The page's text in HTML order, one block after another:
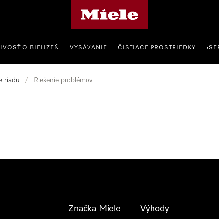
O BIELIZEŇ VYSÁVANIE ČISTIACE PROSTRIEDKY •
riadu / Riešenie problémov
Značka Miele Výhody